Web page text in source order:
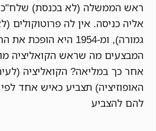
ראש הממשלה (לא בכנסת)
אליה כניסה. אין לה פרוטוקולים
גמורה), ומ-1954 היא
המבצעים מה שראש הקואליציה
אחר כך במליאה? הקואליציה
האופוזיציה) תצביע כאיש אחד
להם להצביע